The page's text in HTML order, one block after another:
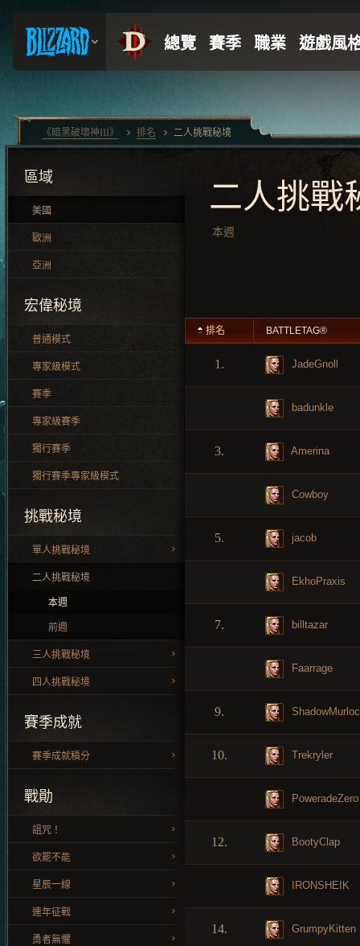
區域
美國
歐洲
亞洲
宏偉秘境
普通模式
專家級模式
賽季
專家級賽季
獨行賽季
獨行賽季專家級模式
挑戰秘境
單人挑戰秘境
二人挑戰秘境
本週
前週
三人挑戰秘境
四人挑戰秘境
賽季成就
賽季成就積分
戰勛
詛咒！
欲罷不能
星辰一線
連年征戰
勇者無懼
二人挑戰
本週
排名 BATTLETAG®
1. JadeGnoll
badunkle
3. Amerina
Cowboy
5. jacob
EkhoPraxis
7. billtazar
Faarrage
9. ShadowMurloc
10. Trekryler
PoweradeZero
12. BootyClap
IRONSHEIK
14. GrumpyKitten
《暗黑破壞神III》 排名 二人挑戰秘境